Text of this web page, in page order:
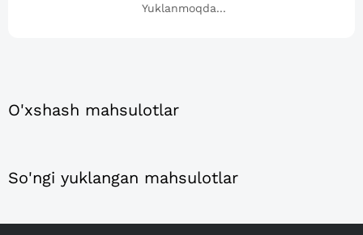
Yuklanmoqda...
O'xshash mahsulotlar
So'ngi yuklangan mahsulotlar